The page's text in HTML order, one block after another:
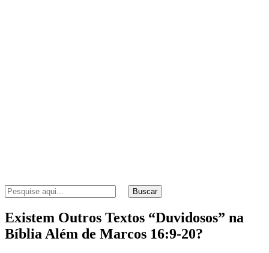
Buscar
Existem Outros Textos “Duvidosos” na
Bíblia Além de Marcos 16:9-20?